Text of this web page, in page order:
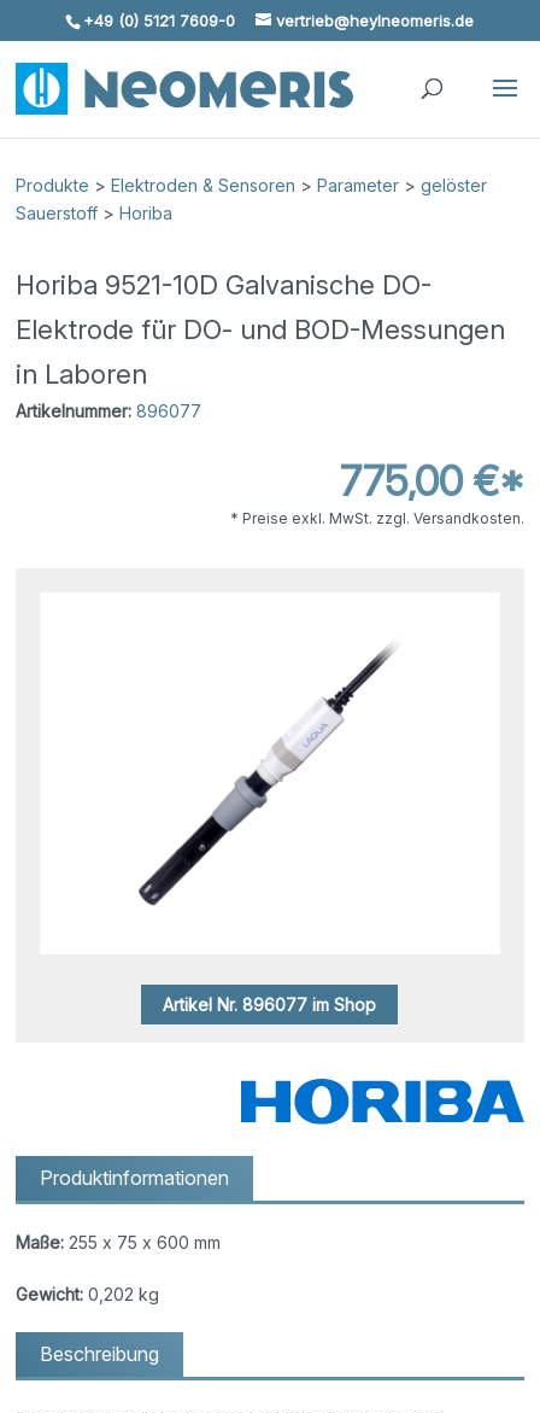
Skip To Content
+49 (0) 5121 7609-0 vertrieb@heylneomeris.de
Produkte >Elektroden & Sensoren >Parameter >gelöster
Sauerstoff >Horiba
Horiba 9521-10D Galvanische DO-
Elektrode für DO- und BOD-Messungen
in Laboren
Artikelnummer: 896077
775,00 €*
* Preise exkl. MwSt. zzgl. Versandkosten.
Artikel Nr. 896077 im Shop
Produktinformationen
Maße: 255 x 75 x 600 mm
Gewicht: 0,202 kg
Beschreibung